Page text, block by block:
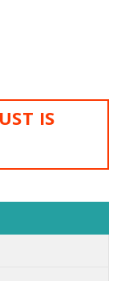
IS